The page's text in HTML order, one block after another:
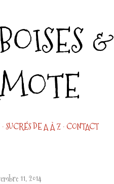
&
SUCRÉS DE A À Z CONTACT
11, 2014